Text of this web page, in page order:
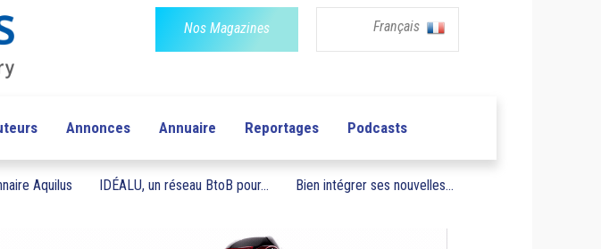
Nos Magazines Français
Annonces Annuaire Reportages Podcasts
Aquilus IDÉALU, un réseau BtoB pour... Bien intégrer ses nouvelles...